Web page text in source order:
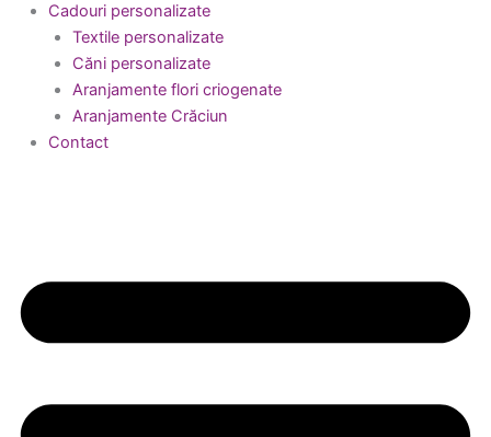
Cadouri personalizate
Textile personalizate
Căni personalizate
Aranjamente flori criogenate
Aranjamente Crăciun
Contact